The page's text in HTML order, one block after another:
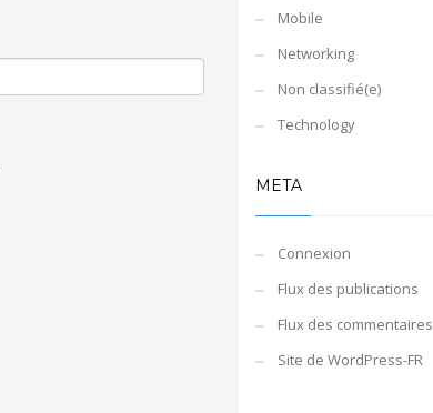
Mobile
Networking
Non classifié(e)
Technology
META
Connexion
Flux des publications
Flux des commentaires
Site de WordPress-FR